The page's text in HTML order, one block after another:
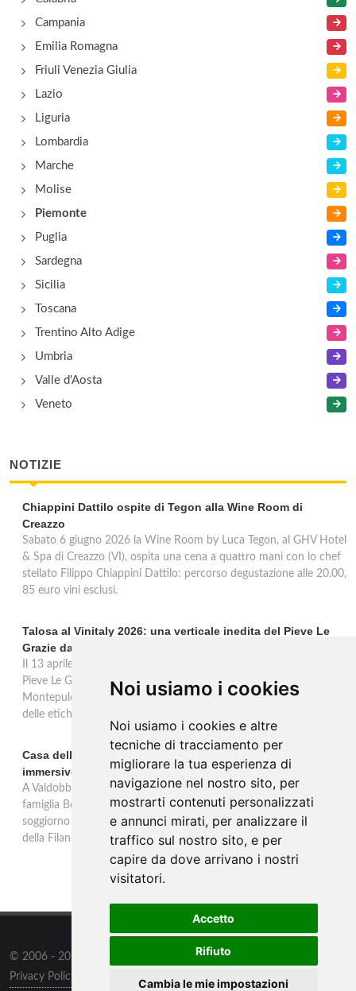
Noi usiamo i cookies
Noi usiamo i cookies e altre
tecniche di tracciamento per
migliorare la tua esperienza di
navigazione nel nostro sito, per
mostrarti contenuti personalizzati
e annunci mirati, per analizzare il
traffico sul nostro sito, e per
capire da dove arrivano i nostri
visitatori.
Accetto
Rifiuto
Cambia le mie impostazioni
Da Cicin
Da Gino
via Roma 3/A, Verbania Intra
Campania
Emilia Romagna
Friuli Venezia Giulia
Lazio
Liguria
Lombardia
Marche
Molise
Piemonte
Puglia
Sardegna
Sicilia
Toscana
Trentino Alto Adige
Umbria
Valle d'Aosta
Veneto
NOTIZIE
Chiappini Dattilo ospite di Tegon alla Wine Room di
Creazzo
Sabato 6 giugno 2026 la Wine Room by Luca Tegon, al GHV Hotel
& Spa di Creazzo (VI), ospita una cena a quattro mani con lo chef
stellato Filippo Chiappini Dattilo: percorso degustazione alle 20.00,
85 euro vini esclusi.
Talosa al Vinitaly 2026: una verticale inedita del Pieve Le
Grazie dal 2016 al 2020
Il 13 aprile 2026 al Vinitaly, Talosa presenta la verticale inedita del
Pieve Le Grazie: cinque annate dal 2016 al 2020 del Nobile di
Montepulciano a 95 punti Vinous, per ripercorrere la genesi di una
delle etichette iconiche di Montepulciano.
Casa dell'Artista: a Valdobbiadene apre il soggiorno
immersivo tra arte e vino di Bortolomiol
A Valdobbiadene, nel cuore delle colline Patrimonio Unesco, la
famiglia Bortolomiol apre al pubblico la Casa dell'Artista: un
soggiorno immersivo tra arte, natura e vino all'interno del Parco
della Filandetta Art and Wine Farm.
© 2006 - 2026
all rights reserved.
Privacy Policy
Preferenze sui Cookies